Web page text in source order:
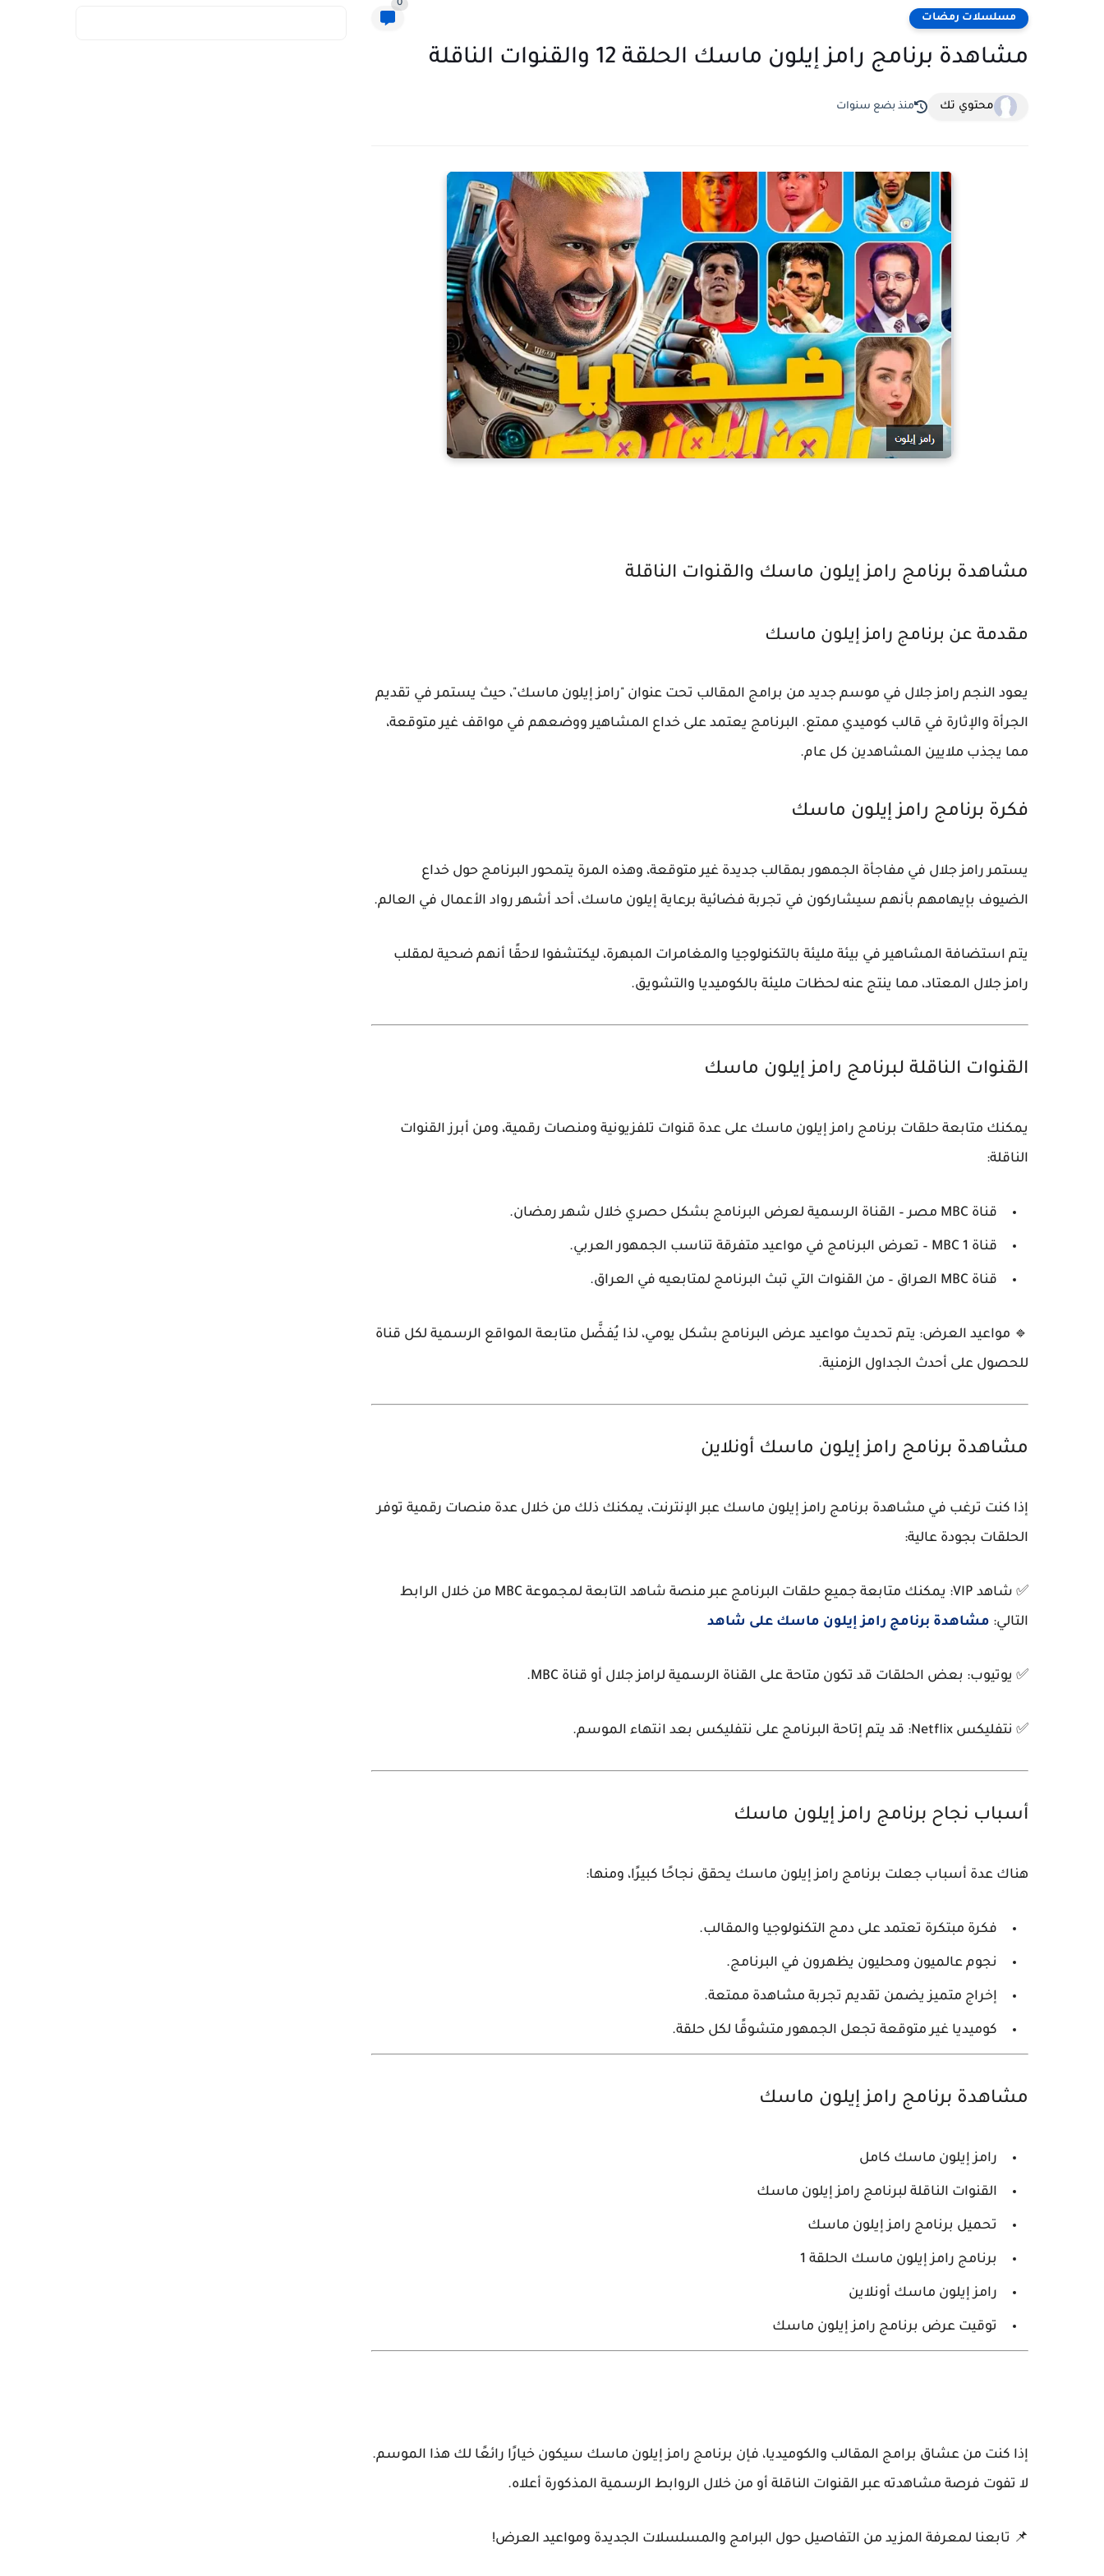
مسلسلات رمضات
0
مشاهدة برنامج رامز إيلون ماسك الحلقة 12 والقنوات الناقلة
محتوي تك منذ بضع سنوات
مشاهدة برنامج رامز إيلون ماسك والقنوات الناقلة
مقدمة عن برنامج رامز إيلون ماسك
يعود النجم رامز جلال في موسم جديد من برامج المقالب تحت عنوان "رامز إيلون ماسك"، حيث يستمر في تقديم
الجرأة والإثارة في قالب كوميدي ممتع. البرنامج يعتمد على خداع المشاهير ووضعهم في مواقف غير متوقعة،
مما يجذب ملايين المشاهدين كل عام.
فكرة برنامج رامز إيلون ماسك
يستمر رامز جلال في مفاجأة الجمهور بمقالب جديدة غير متوقعة، وهذه المرة يتمحور البرنامج حول خداع
الضيوف بإيهامهم بأنهم سيشاركون في تجربة فضائية برعاية إيلون ماسك، أحد أشهر رواد الأعمال في العالم.
يتم استضافة المشاهير في بيئة مليئة بالتكنولوجيا والمغامرات المبهرة، ليكتشفوا لاحقًا أنهم ضحية لمقلب
رامز جلال المعتاد، مما ينتج عنه لحظات مليئة بالكوميديا والتشويق.
القنوات الناقلة لبرنامج رامز إيلون ماسك
يمكنك متابعة حلقات برنامج رامز إيلون ماسك على عدة قنوات تلفزيونية ومنصات رقمية، ومن أبرز القنوات
الناقلة:
قناة MBC مصر – القناة الرسمية لعرض البرنامج بشكل حصري خلال شهر رمضان.
قناة MBC 1 – تعرض البرنامج في مواعيد متفرقة تناسب الجمهور العربي.
قناة MBC العراق – من القنوات التي تبث البرنامج لمتابعيه في العراق.
🔹 مواعيد العرض: يتم تحديث مواعيد عرض البرنامج بشكل يومي، لذا يُفضَّل متابعة المواقع الرسمية لكل قناة
للحصول على أحدث الجداول الزمنية.
مشاهدة برنامج رامز إيلون ماسك أونلاين
إذا كنت ترغب في مشاهدة برنامج رامز إيلون ماسك عبر الإنترنت، يمكنك ذلك من خلال عدة منصات رقمية توفر
الحلقات بجودة عالية:
✅ شاهد VIP:
يمكنك متابعة جميع حلقات البرنامج عبر منصة شاهد التابعة لمجموعة MBC من خلال الرابط
التالي: مشاهدة برنامج رامز إيلون ماسك على شاهد
✅ يوتيوب: بعض الحلقات قد تكون متاحة على القناة الرسمية لرامز جلال أو قناة MBC.
✅ نتفليكس Netflix: قد يتم إتاحة البرنامج على نتفليكس بعد انتهاء الموسم.
أسباب نجاح برنامج رامز إيلون ماسك
هناك عدة أسباب جعلت برنامج رامز إيلون ماسك يحقق نجاحًا كبيرًا، ومنها:
فكرة مبتكرة تعتمد على دمج التكنولوجيا والمقالب.
نجوم عالميون ومحليون يظهرون في البرنامج.
إخراج متميزيضمن تقديم تجربة مشاهدة ممتعة.
كوميديا غير متوقعة تجعل الجمهور متشوقًا لكل حلقة.
مشاهدة برنامج رامز إيلون ماسك
رامز إيلون ماسك كامل
القنوات الناقلة لبرنامج رامز إيلون ماسك
تحميل برنامج رامز إيلون ماسك
برنامج رامز إيلون ماسك الحلقة 1
رامز إيلون ماسك أونلاين
توقيت عرض برنامج رامز إيلون ماسك
إذا كنت من عشاق برامج المقالب والكوميديا، فإن برنامج رامز إيلون ماسك سيكون خيارًا رائعًا لك هذا الموسم.
لا تفوت فرصة مشاهدته عبر القنوات الناقلة أو من خلال الروابط الرسمية المذكورة أعلاه.
📌 تابعنا لمعرفة المزيد من التفاصيل حول البرامج والمسلسلات الجديدة ومواعيد العرض!